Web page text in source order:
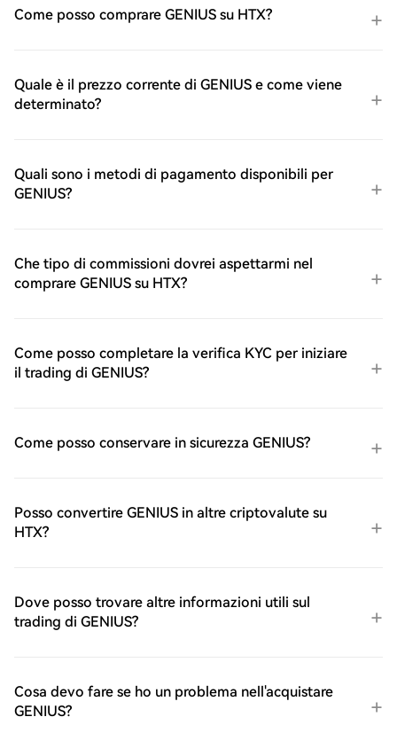
Come posso comprare GENIUS su HTX?
Quale è il prezzo corrente di GENIUS e come viene
determinato?
Quali sono i metodi di pagamento disponibili per
GENIUS?
Che tipo di commissioni dovrei aspettarmi nel
comprare GENIUS su HTX?
Come posso completare la verifica KYC per iniziare
il trading di GENIUS?
Come posso conservare in sicurezza GENIUS?
Posso convertire GENIUS in altre criptovalute su
HTX?
Dove posso trovare altre informazioni utili sul
trading di GENIUS?
Cosa devo fare se ho un problema nell'acquistare
GENIUS?